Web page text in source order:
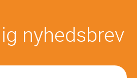
nyhedsbrev